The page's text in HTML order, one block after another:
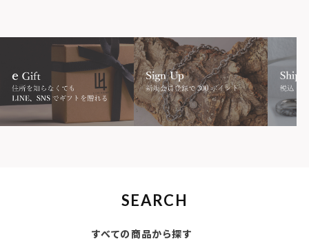
SEARCH
すべての商品から探す